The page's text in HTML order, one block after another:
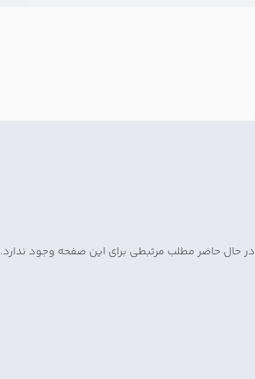
در حال حاضر مطلب مرتبطی برای این صفحه وجود ندارد.